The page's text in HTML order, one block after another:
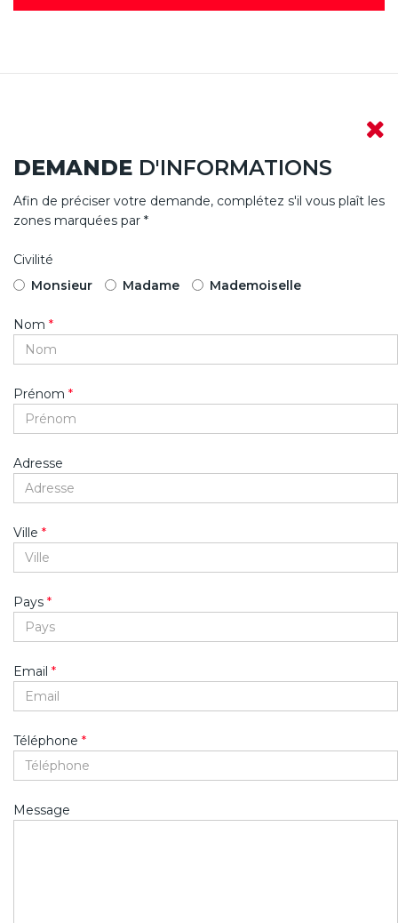
DEMANDE D'INFORMATIONS
Afin de préciser votre demande, complétez s'il vous plaît les
zones marquées par *
Civilité
Monsieur
Madame Mademoiselle
Nom *
Prénom *
Adresse
Ville *
Pays *
Email *
Téléphone *
Message